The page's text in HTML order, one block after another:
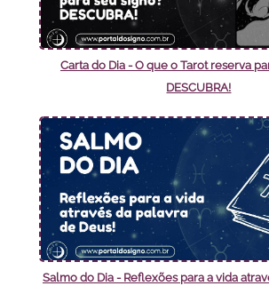
Carta do Dia - O que o Tarot reserva
DESCUBRA!
Salmo do Dia - Reflexões para a vida